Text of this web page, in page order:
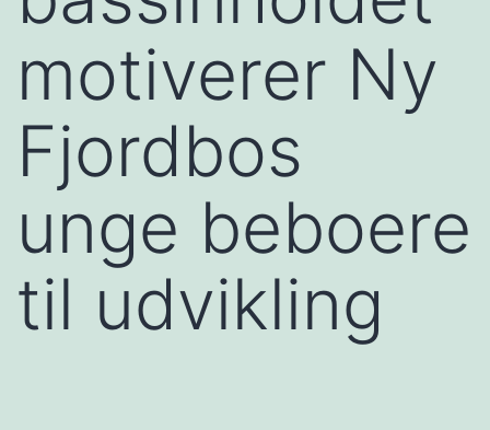
motiverer Ny
Fjordbos
unge beboere
til udvikling